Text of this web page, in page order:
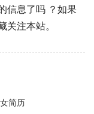
信息了吗 ？如果
注本站。
简历